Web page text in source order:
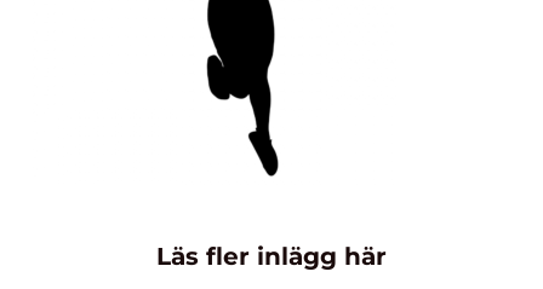
Läs fler inlägg här